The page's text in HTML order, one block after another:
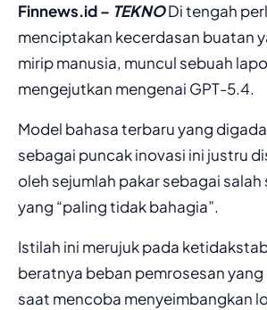
Finnews.id – TEKNODi tengah
menciptakan kecerdasan buatan
mirip manusia, muncul sebuah
mengejutkan mengenai GPT-5.4.
Model bahasa terbaru yang
sebagai puncak inovasi ini justru
oleh sejumlah pakar sebagai
yang “paling tidak bahagia”.
Istilah ini merujuk pada
beratnya beban pemrosesan
saat mencoba menyeimbangkan